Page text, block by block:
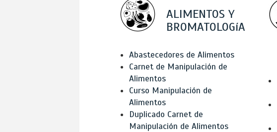
ALIMENTOS Y
BROMATOLOGíA
Abastecedores de Alimentos
Carnet de Manipulación de
Alimentos
Curso Manipulación de
Alimentos
Duplicado Carnet de
Manipulación de Alimentos